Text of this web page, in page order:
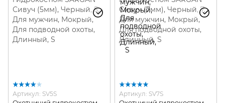
Артикул: SV5S Артикул: SV7S